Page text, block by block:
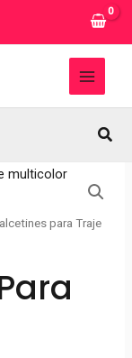
MAIN
para Traje